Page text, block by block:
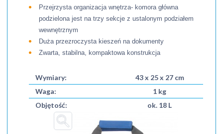
Przejrzysta organizacja wnętrza- komora główna
podzielona jest na trzy sekcje z ustalonym podziałem
wewnętrznym
Duża przezroczysta kieszeń na dokumenty
Zwarta, stabilna, kompaktowa konstrukcja
Wymiary:
43 x 25 x 27 cm
Waga:
1 kg
Objętość:
ok. 18 L